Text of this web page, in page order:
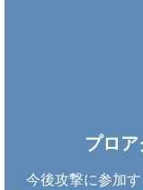
プロ
今後攻撃に参加